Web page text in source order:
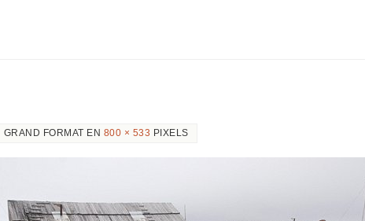
GRAND FORMAT EN 800 × 533 PIXELS